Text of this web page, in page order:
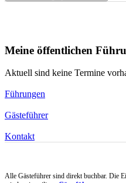
Meine öffentlichen
Aktuell sind keine Termine
Führungen
Gästeführer
Kontakt
Alle Gästeführer sind direkt buchbar. Die